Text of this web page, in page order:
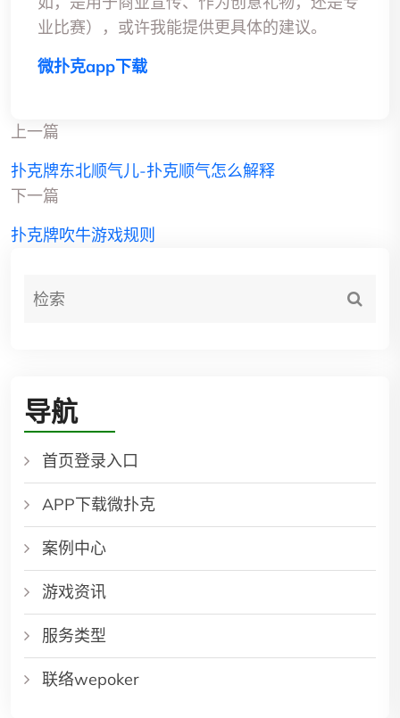
业比赛），或许我能提供更具体的建议。
微扑克app下载
上一篇
扑克牌东北顺气儿-扑克顺气怎么解释
下一篇
扑克牌吹牛游戏规则
导航
首页登录入口
APP下载微扑克
案例中心
游戏资讯
服务类型
联络wepoker